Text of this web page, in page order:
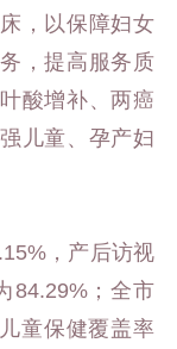
，以保障妇女
，提高服务质
酸增补、两癌
儿童、孕产妇
，产后访视
84.29%；全市
童保健覆盖率